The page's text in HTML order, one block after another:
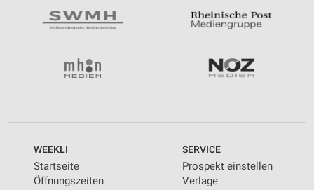
WEEKLI
Startseite
Öffnungszeiten
SERVICE
Prospekt einstellen
Verlage